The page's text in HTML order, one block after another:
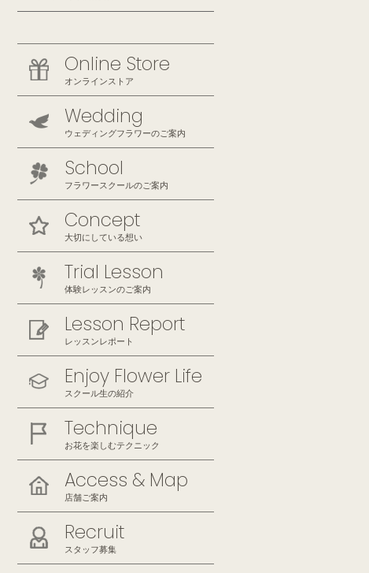
Online Store
オンラインストア
Wedding
ウェディングフラワーのご案内
School
フラワースクールのご案内
Concept
大切にしている想い
Trial Lesson
体験レッスンのご案内
Lesson Report
レッスンレポート
Enjoy Flower Life
スクール生の紹介
Technique
お花を楽しむテクニック
Access & Map
店舗ご案内
Recruit
スタッフ募集